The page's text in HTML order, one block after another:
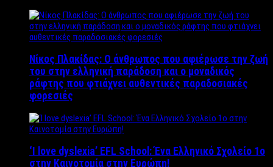
Νίκος Πλακίδας: O άνθρωπος που αφιέρωσε την ζωή
του στην ελληνική παράδοση και ο μοναδικός
ράφτης που φτιάχνει αυθεντικές παραδοσιακές
φορεσιές
‘Ι love dyslexia’ EFL School: Ένα Ελληνικό Σχολείo 1ο
στην Καινοτομία στην Ευρώπη!